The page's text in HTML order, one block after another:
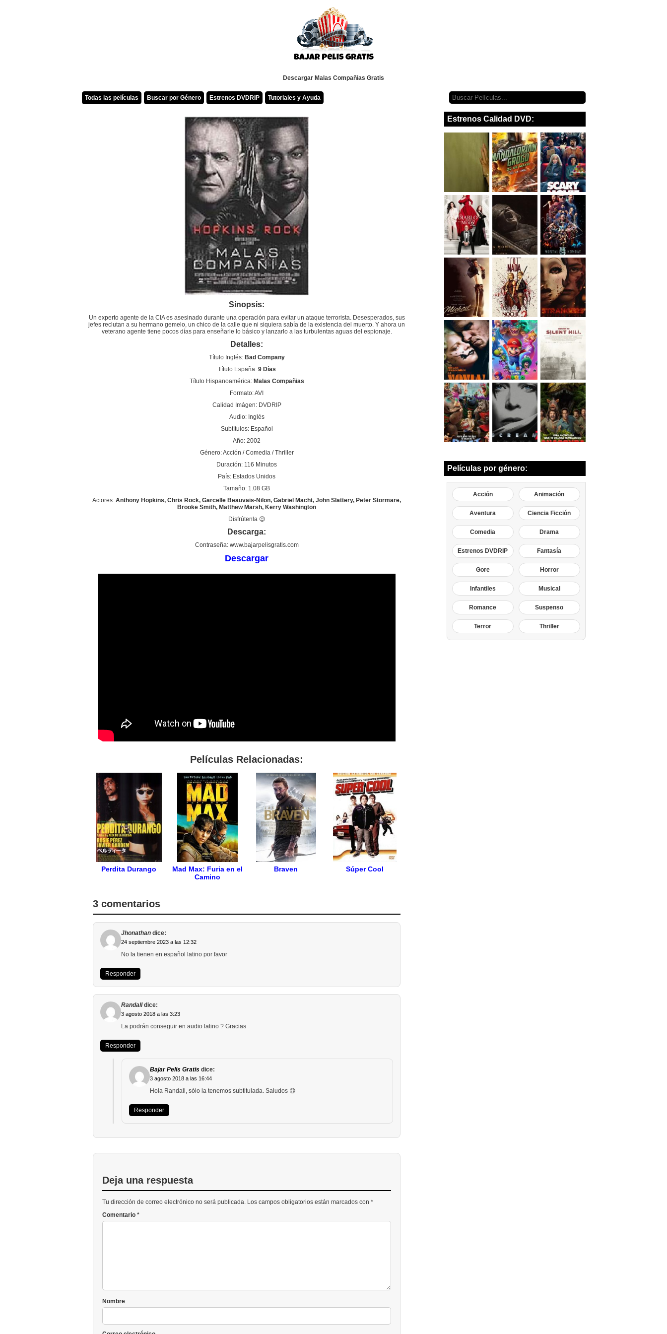
Descargar Malas Compañias Gratis
Todas las películas Buscar por Género Estrenos DVDRIP Tutoriales y Ayuda
Sinopsis:
Un experto agente de la CIA es asesinado durante una operación para evitar un ataque terrorista. Desesperados, sus
jefes reclutan a su hermano gemelo, un chico de la calle que ni siquiera sabía de la existencia del muerto. Y ahora un
veterano agente tiene pocos días para enseñarle lo básico y lanzarlo a las turbulentas aguas del espionaje.
Detalles:
Título Inglés: Bad Company
Título España: 9 Días
Título Hispanoamérica: Malas Compañias
Formato: AVI
Calidad Imágen: DVDRIP
Audio: Inglés
Subtítulos: Español
Año: 2002
Género: Acción / Comedia / Thriller
Duración: 116 Minutos
País: Estados Unidos
Tamaño: 1.08 GB
Actores: Anthony Hopkins, Chris Rock, Garcelle Beauvais-Nilon, Gabriel Macht, John Slattery, Peter Stormare,
Brooke Smith, Matthew Marsh, Kerry Washington
Disfrútenla 😉
Descarga:
Contraseña: www.bajarpelisgratis.com
Descargar
Películas Relacionadas:
Perdita Durango
Mad Max: Furia en el
Camino
Braven Súper Cool
3 comentarios
Jhonathan dice:
24 septiembre 2023 a las 12:32
No la tienen en español latino por favor
Responder
Randall dice:
3 agosto 2018 a las 3:23
La podrán conseguir en audio latino ? Gracias
Responder
Bajar Pelis Gratis dice:
3 agosto 2018 a las 16:44
Hola Randall, sólo la tenemos subtitulada. Saludos 😉
Responder
Deja una respuesta
Tu dirección de correo electrónico no será publicada. Los campos obligatorios están marcados con *
Comentario *
Nombre
Estrenos Calidad DVD:
Películas por género:
Acción Animación
Aventura Ciencia Ficción
Comedia Drama
Estrenos DVDRIP Fantasía
Gore Horror
Infantiles Musical
Romance Suspenso
Terror Thriller